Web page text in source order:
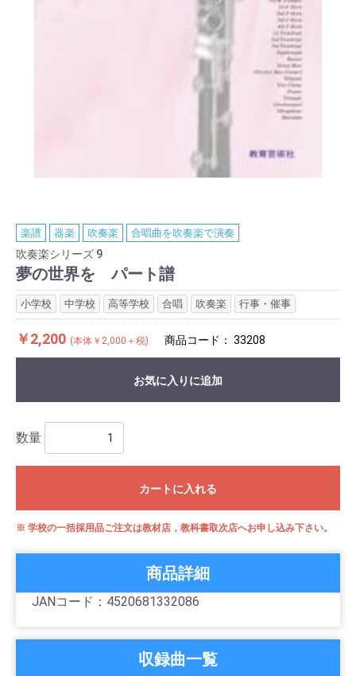
楽譜 器楽 吹奏楽 合唱曲を吹奏楽で演奏
吹奏楽シリーズ 9
夢の世界を パート譜
小学校 中学校 高等学校 合唱 吹奏楽 行事・催事
￥2,200 (本体￥2,000＋税) 商品コード： 33208
お気に入りに追加
数量
カートに入れる
※ 学校の一括採用品ご注文は教材店，教科書取次店へお申し込み下さい。
商品詳細
JANコード：4520681332086
収録曲一覧